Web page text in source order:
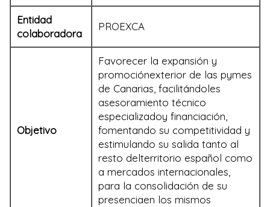
Entidad
colaboradora
PROEXCA
Objetivo
Favorecer la expansión y
promociónexterior de las pymes
de Canarias, facilitándoles
asesoramiento técnico
especializadoy financiación,
fomentando su competitividad y
estimulando su salida tanto al
resto delterritorio español como
a mercados internacionales,
para la consolidación de su
presenciaen los mismos